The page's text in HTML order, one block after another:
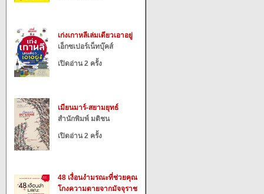
เก่งเกาหลีเล่มเดียวเอาอยู่
เอ็กซเปอร์เน็ทบุ๊คส์
เปิดอ่าน 2 ครั้ง
เมียนมาร์-สยามยุทธ์
สำนักพิมพ์ มติชน
เปิดอ่าน 2 ครั้ง
48 เงื่อนงำมรณะที่ช่วยคุณ
โกงความตายจากมัจจุราช